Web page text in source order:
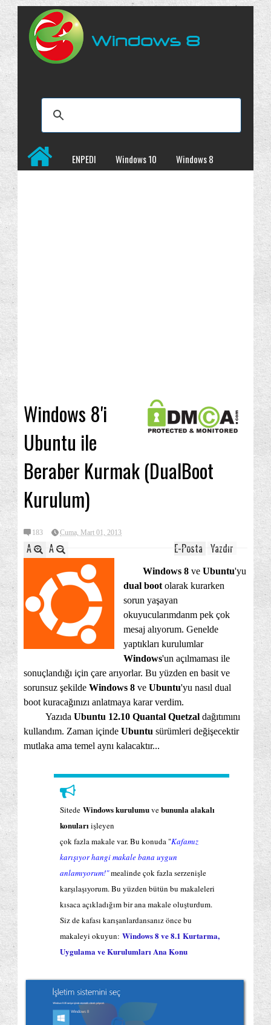
ENPEDI Windows 10
Windows 8
Windows 8'i
Ubuntu ile
Beraber Kurmak (DualBoot
Kurulum)
183 Cuma, Mart 01, 2013
A A Yazdır
E-Posta
Windows 8 ve Ubuntu'yu
dual boot olarak kurarken
sorun yaşayan
okuyucularımdanm pek çok
mesaj alıyorum. Genelde
yaptıkları kurulumlar
Windows'un açılmaması ile
sonuçlandığı için çare arıyorlar. Bu yüzden en basit ve
sorunsuz şekilde Windows 8 ve Ubuntu'yu nasıl dual
boot kuracağınızı anlatmaya karar verdim.
Yazıda Ubuntu 12.10 Quantal Quetzal dağıtımını
kullandım. Zaman içinde Ubuntu sürümleri değişecektir
mutlaka ama temel aynı kalacaktır...
Sitede Windows kurulumuvebununla alakalı
konularıişleyen
çok fazla makale var. Bu konuda "Kafamız
karışıyor hangi makale bana uygun
anlamıyorum!"mealinde çok fazla serzenişle
karşılaşıyorum. Bu yüzden bütün bu makaleleri
kısaca açıkladığım bir ana makale oluşturdum.
Siz de kafası karışanlardansanız önce bu
makaleyi okuyun: Windows 8 ve 8.1 Kurtarma,
Uygulama ve Kurulumları Ana Konu